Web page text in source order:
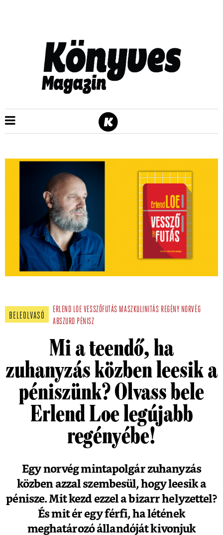
BELEOLVASÓ
ERLEND LOE VESSZŐFUTÁS MASZKULINITÁS REGÉNY NORVÉG
ABSZURD PÉNISZ
Mi a teendő, ha
zuhanyzás közben leesik a
péniszünk? Olvass bele
Erlend Loe legújabb
regényébe!
Egy norvég mintapolgár zuhanyzás
közben azzal szembesül, hogy leesik a
pénisze. Mit kezd ezzel a bizarr helyzettel?
És mit ér egy férfi, ha létének
meghatározó állandóját kivonjuk